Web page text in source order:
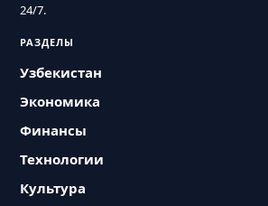
24/7.
РАЗДЕЛЫ
Узбекистан
Экономика
Финансы
Технологии
Культура